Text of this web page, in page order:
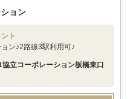
ョン
ト
ン♪2路線3駅利用可♪
立コーポレーション板橋東口